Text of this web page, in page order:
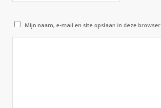
Mijn naam, e-mail en site opslaan in deze